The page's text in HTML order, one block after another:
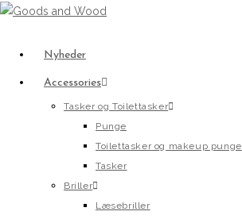
Nyheder
Accessories
Tasker og Toilettasker
Punge
Toilettasker og makeup punge
Tasker
Briller
Læsebriller